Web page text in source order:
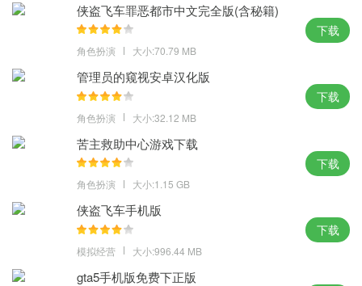
亮点：
1、独有活动道具定时抢领功能助您获得限量武器掌控全局
2、游戏内当日战绩和历史战绩，游戏内装备获取记录活动道具领取
记录一键查询
3、整个过程不到5分钟真正实现高速领取，可以每天登录平台享受
许多游戏奖励
4、游戏仓库内装备信息实时查询，还可以实时掌握自己最新的游戏
优势：
1、每天还可以在平台上查看最新的CF活动信息，会有很多游戏好
处用户一键收集
2、永久免费使用绝不向用户收取一分钱，可以随时获得CF活动助
侠盗飞车罪恶都市中文完全版(含秘籍)
角色扮演 大小:70.79 MB
下载
管理员的窥视安卓汉化版
角色扮演 大小:32.12 MB
下载
苦主救助中心游戏下载
角色扮演 大小:1.15 GB
下载
侠盗飞车手机版
模拟经营 大小:996.44 MB
下载
gta5手机版免费下正版